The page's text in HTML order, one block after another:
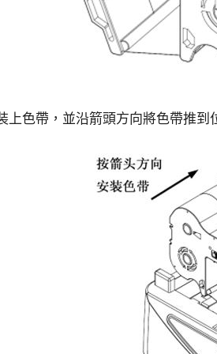
上色帶，並沿箭頭方向將色帶推到